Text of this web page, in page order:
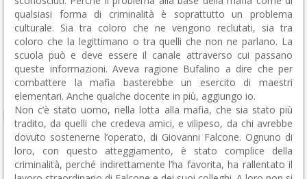
qualsiasi forma di criminalità è soprattutto un problema
culturale. Sia tra coloro che ne vengono reclutati, sia tra
coloro che la legittimano o tra quelli che non ne parlano. La
scuola può e deve essere il canale attraverso cui passano
queste informazioni. Aveva ragione Bufalino a dire che per
combattere la mafia basterebbe un esercito di maestri
elementari. Anche qualche docente in più, aggiungo io.
Non c’è stato uomo, nella lotta alla mafia, che sia stato più
tradito, da quelli che credeva amici, e vilipeso, da chi avrebbe
dovuto sostenerne l’operato, di Giovanni Falcone. Ognuno di
loro, con questo atteggiamento, è stato complice della
criminalità, perché indirettamente l’ha favorita, ha rallentato il